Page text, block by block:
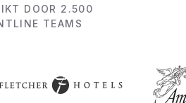
DOOR 2.500
TEAMS